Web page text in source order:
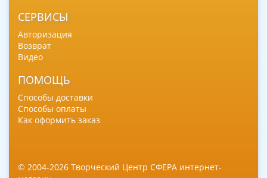
СЕРВИСЫ
Авторизация
Возврат
Видео
ПОМОЩЬ
Способы доставки
Способы оплаты
Как оформить заказ
© 2004-2026 Творческий Центр СФЕРА интернет-